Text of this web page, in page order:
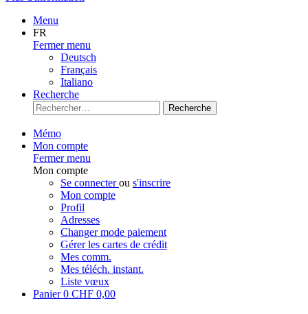
Menu
FR
Fermer menu
Deutsch
Français
Italiano
Recherche
Recherche
Mémo
Mon compte
Fermer menu
Mon compte
Se connecterou s'inscrire
Mon compte
Profil
Adresses
Changer mode paiement
Gérer les cartes de crédit
Mes comm.
Mes téléch. instant.
Liste vœux
Panier0 CHF 0,00